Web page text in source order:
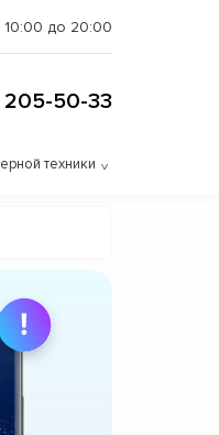
до 20:00
205-50-33
техники